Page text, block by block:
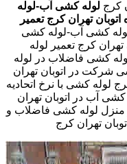
کرج لوله کشی آب-لوله
تهران کرج تعمیر
کشی آب-لوله کشی
کرج تعمیر لوله
کشی فاضلاب در لوله
شرکت در اتوبان تهران
لوله کشی با نرخ اتحادیه
آب در اتوبان تهران
لوله کشی فاضلاب و
تهران کرج